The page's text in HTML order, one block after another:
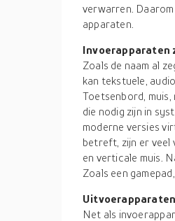
verwarren.
apparaten.
Invoerapparaten
Zoals de naam al
kan tekstuele,
Toetsenbord,
die nodig zijn in
moderne versies
betreft, zijn er veel
en verticale muis.
Zoals een
Net als